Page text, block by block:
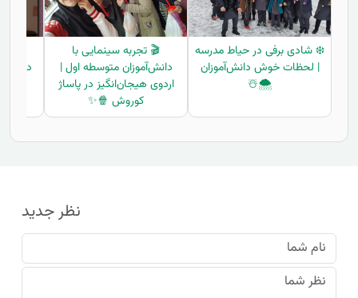
❄️ شادی برفی در حیاط مدرسه
| لحظات خوش دانش‌آموزان
🌨️☃️
🎬 تجربه سینمایی با
دانش‌آموزان متوسطه اول |
اردوی هیجان‌انگیز در پاساژ
کوروش 🍿✨
نظر جدید